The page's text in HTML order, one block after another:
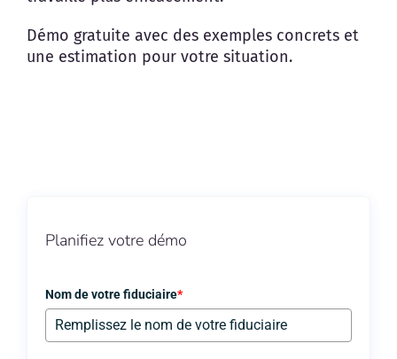
Démo gratuite avec des exemples concrets et
une estimation pour votre situation.
Planifiez votre démo
Nom de votre fiduciaire*